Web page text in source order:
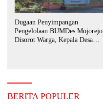
Dugaan Penyimpangan
Pengelolaan BUMDes Mojorejo
Disorot Warga, Kepala Desa
BERITA POPULER